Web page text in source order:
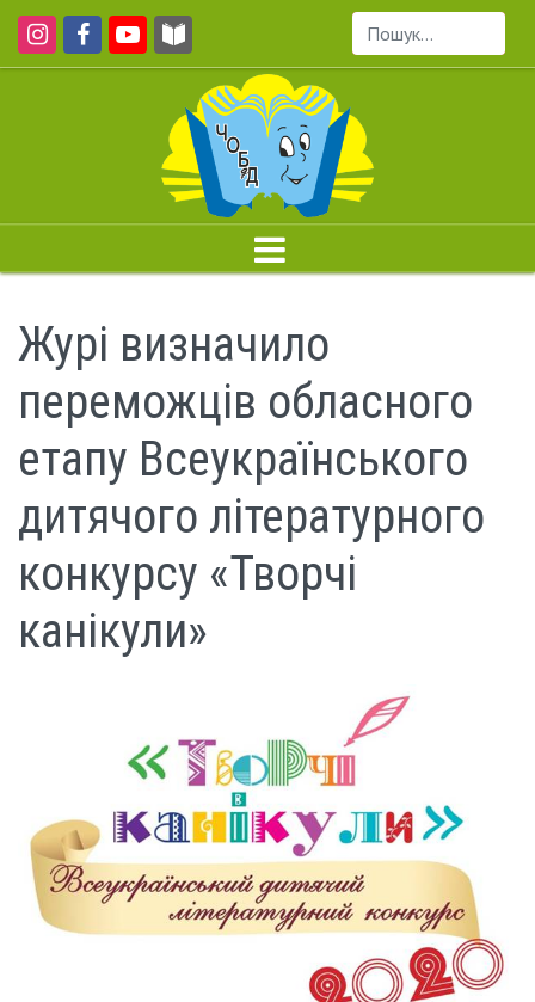
Пошук...
Журі визначило
переможців обласного
етапу Всеукраїнського
дитячого літературного
конкурсу «Творчі
канікули»